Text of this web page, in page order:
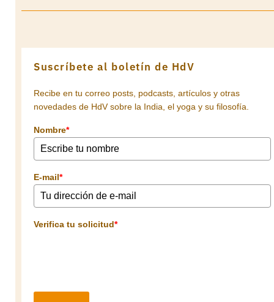
Suscríbete al boletín de HdV
Recibe en tu correo posts, podcasts, artículos y otras
novedades de HdV sobre la India, el yoga y su filosofía.
Nombre*
E-mail*
Verifica tu solicitud*